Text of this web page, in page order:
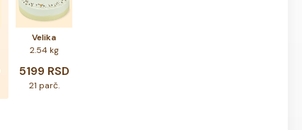
Velika
2.54 kg
5199 RSD
21 parč.